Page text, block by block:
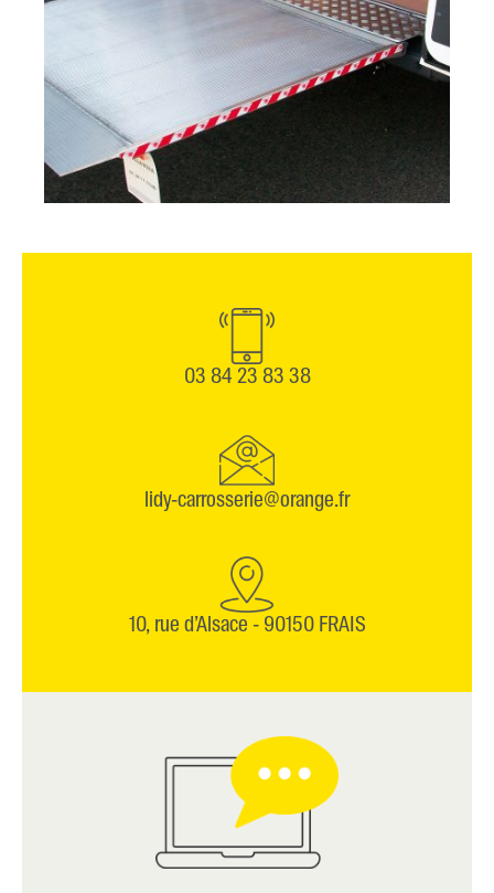
03 84 23 83 38
lidy-carrosserie@orange.fr
10, rue d’Alsace - 90150 FRAIS